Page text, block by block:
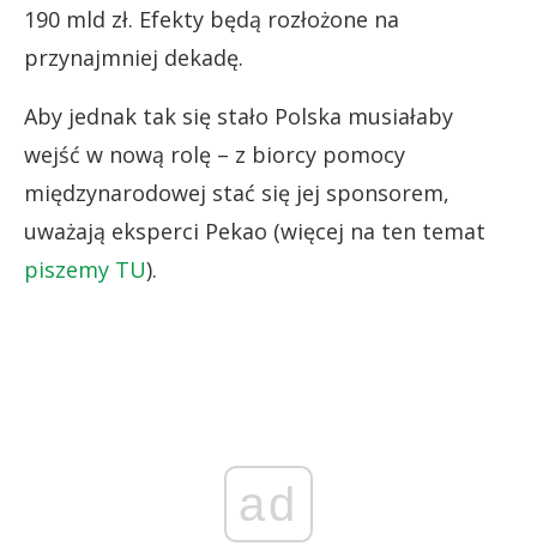
190 mld zł. Efekty będą rozłożone na
przynajmniej dekadę.
Aby jednak tak się stało Polska musiałaby
wejść w nową rolę – z biorcy pomocy
międzynarodowej stać się jej sponsorem,
uważają eksperci Pekao (więcej na ten temat
piszemy TU).
ad